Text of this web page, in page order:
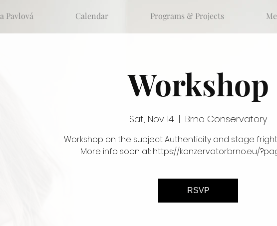
Pavlová Calendar Programs & Projects
Workshop
Sat, Nov 14
  |
Brno Conservatory
Workshop on the subject Authenticity and stage
More info soon at: https://konzervatorbrno.eu/
RSVP